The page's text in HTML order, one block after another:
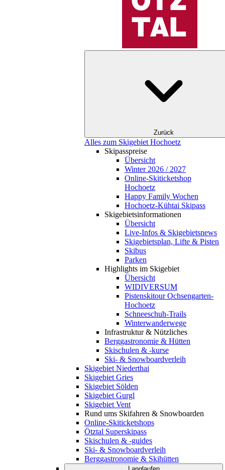
Zurück
Alles zum Skigebiet Hochoetz
Skipasspreise
Übersicht
Winter 2026 / 2027
Online-Skiticketshop
Hochoetz
Happy Family Wochen
Hochoetz-Kühtai Skipass
Skigebietsinformationen
Übersicht
Live-Infos & Skigebietsnews
Skigebietsplan, Lifte & Pisten
Skibus
Parken
Highlights im Skigebiet
Übersicht
WIDIVERSUM
Pistenskitour Ochsengarten-
Hochoetz
Schneeschuh-Trails
Winterwanderwege
Infrastruktur & Nützliches
Berggastronomie & Hütten
Skischulen & -kurse
Ski- & Snowboardverleih
Skigebiet Niederthai
Skigebiet Gries
Skigebiet Sölden
Skigebiet Gurgl
Skigebiet Vent
Rund ums Skifahren & Snowboarden
Online-Skiticketshops
Ötztal Superskipass
Skischulen & -guides
Ski- & Snowboardverleih
Berggastronomie & Skihütten